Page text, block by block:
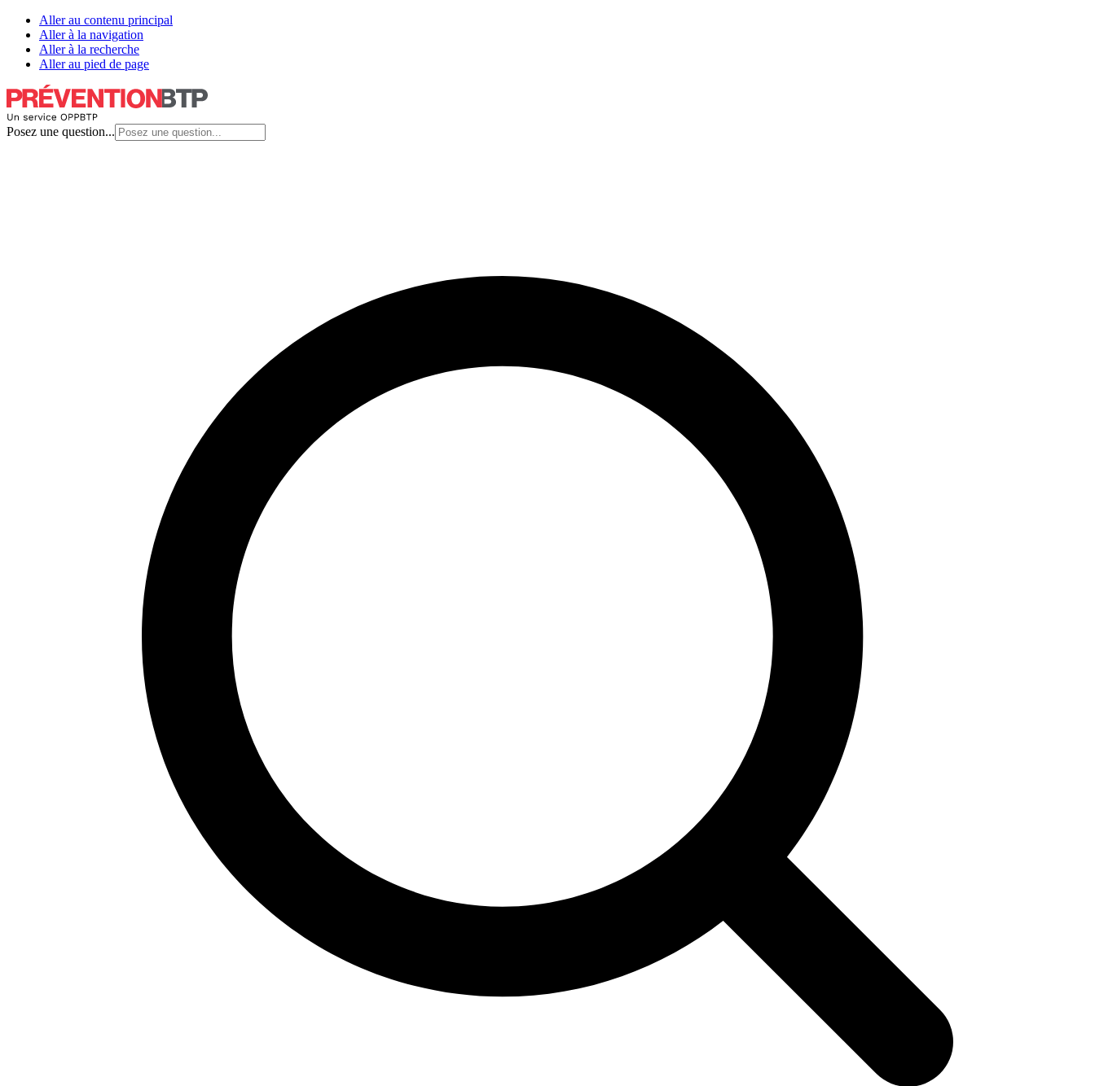
Aller au contenu principal
Aller à la navigation
Aller à la recherche
Aller au pied de page
Posez une question...